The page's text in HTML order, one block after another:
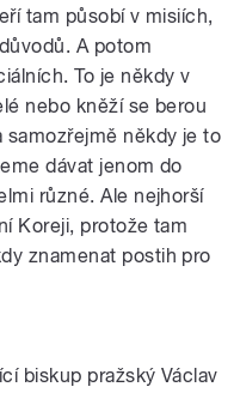
tam působí v misiích,
A potom
To je někdy v
nebo kněží se berou
někdy je to
dávat jenom do
různé. Ale nejhorší
Koreji, protože tam
znamenat postih pro
biskup pražský Václav